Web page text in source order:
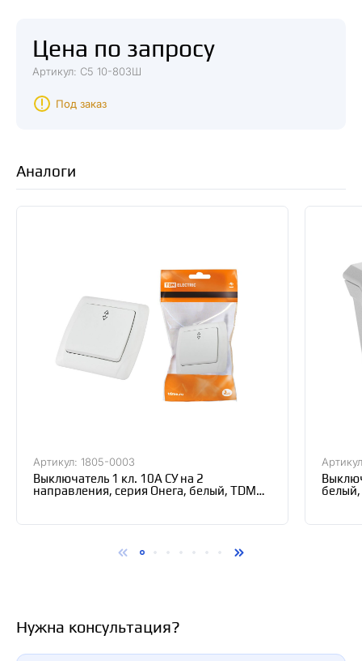
Цена по запросу
Артикул: С5 10-803Ш
Под заказ
Аналоги
Артикул: 1805-0003
Выключатель 1 кл. 10А СУ на 2
направления, серия Онега, белый, TDM
Нужна консультация?